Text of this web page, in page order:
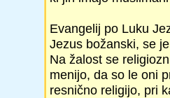
Evangelij po Luku
Jezus božanski, se
Na žalost se
menijo, da so le oni
resnično religijo, pri